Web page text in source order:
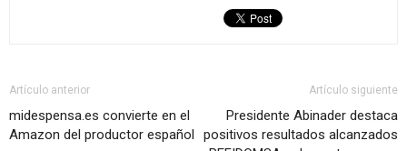
Artículo anterior
midespensa.es convierte en el
Amazon del productor español
Artículo siguiente
Presidente Abinader destaca
positivos resultados alcanzados